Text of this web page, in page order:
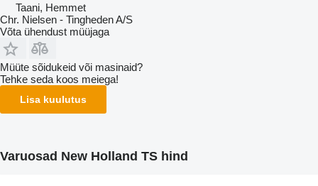
Taani, Hemmet
Chr. Nielsen - Tingheden A/S
Võta ühendust müüjaga
Müüte sõidukeid või masinaid?
Tehke seda koos meiega!
Lisa kuulutus
Varuosad New Holland TS hind